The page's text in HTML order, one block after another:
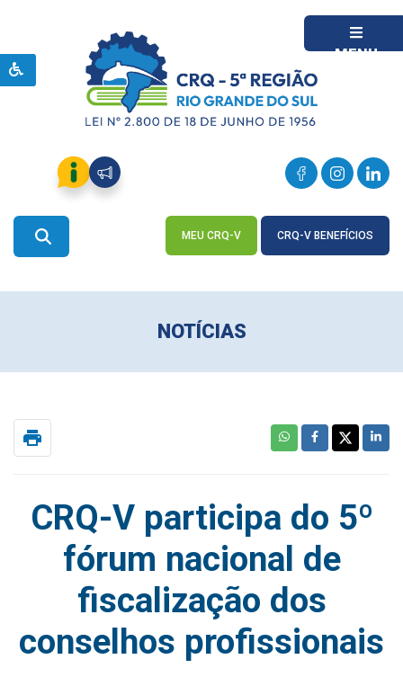
MENU
MEU CRQ-V CRQ-V BENEFÍCIOS
NOTÍCIAS
print
CRQ-V participa do 5º
fórum nacional de
fiscalização dos
conselhos profissionais